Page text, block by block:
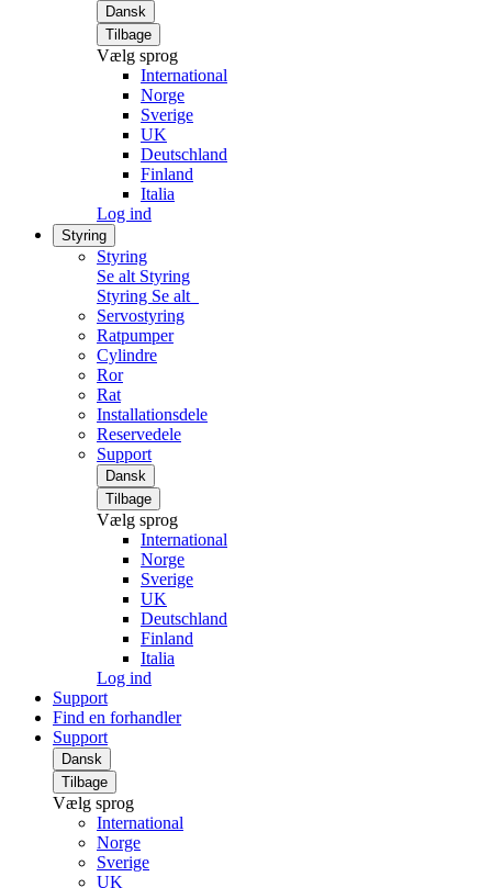
Dansk
Tilbage
Vælg sprog
International
Norge
Sverige
UK
Deutschland
Finland
Italia
Log ind
Styring
Styring
Se alt Styring
Styring Se alt
Servostyring
Ratpumper
Cylindre
Ror
Rat
Installationsdele
Reservedele
Support
Dansk
Tilbage
Vælg sprog
International
Norge
Sverige
UK
Deutschland
Finland
Italia
Log ind
Support
Find en forhandler
Support
Dansk
Tilbage
Vælg sprog
International
Norge
Sverige
UK